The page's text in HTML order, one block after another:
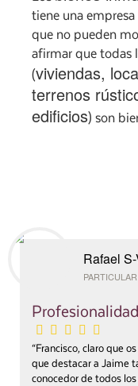
tiene una
que no pueden
afirmar que todas
(viviendas,
terrenos
edificios) son
Rafael
PARTICULAR
“Francisco, claro que
que destacar a Jaime
conocedor de todos